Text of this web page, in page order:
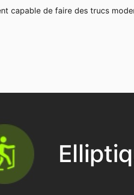
capable de faire des trucs